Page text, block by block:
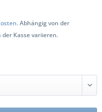
. Abhängig von der
Kasse variieren.